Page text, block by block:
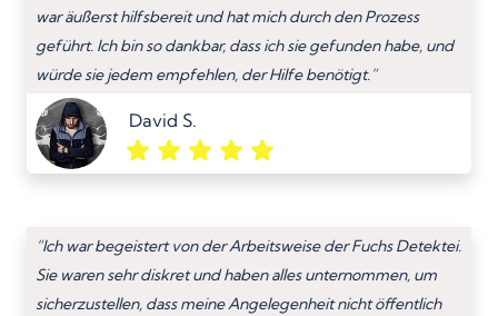
war äußerst hilfsbereit und hat mich durch den Prozess
geführt. Ich bin so dankbar, dass ich sie gefunden habe, und
würde sie jedem empfehlen, der Hilfe benötigt.”
David S.
“Ich war begeistert von der Arbeitsweise der Fuchs Detektei.
Sie waren sehr diskret und haben alles unternommen, um
sicherzustellen, dass meine Angelegenheit nicht öffentlich